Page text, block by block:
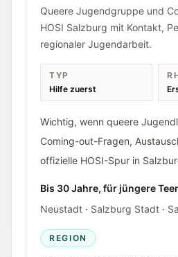
Queere Jugendgruppe und
HOSI Salzburg mit Kontakt,
regionaler Jugendarbeit.
TYP
Hilfe zuerst
Wichtig, wenn queere
Coming-out-Fragen,
offizielle HOSI-Spur in
Bis 30 Jahre, für jüngere
Neustadt · Salzburg Stadt ·
REGION